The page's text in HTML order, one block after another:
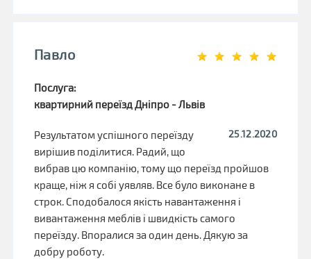
Павло
Послуга:
квартирний переїзд Дніпро - Львів
25.12.2020
Результатом успішного переїзду
вирішив поділитися. Радий, що
вибрав цю компанію, тому що переїзд пройшов
краще, ніж я собі уявляв. Все було виконане в
строк. Сподобалося якість навантаження і
вивантаження меблів і швидкість самого
переїзду. Впоралися за один день. Дякую за
добру роботу.